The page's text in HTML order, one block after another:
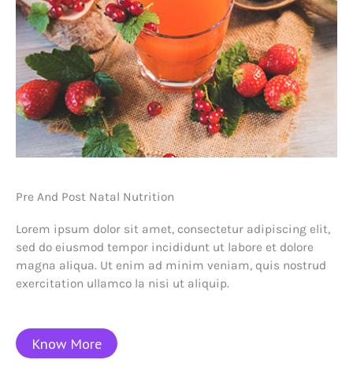
Pre And Post Natal Nutrition
Lorem ipsum dolor sit amet, consectetur adipiscing elit,
sed do eiusmod tempor incididunt ut labore et dolore
magna aliqua. Ut enim ad minim veniam, quis nostrud
exercitation ullamco la nisi ut aliquip.
Know More